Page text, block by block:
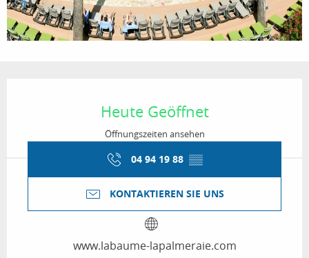
Heute Geöffnet
Öffnungszeiten ansehen
04 94 19 88 ▒▒
KONTAKTIEREN SIE UNS
www.labaume-lapalmeraie.com